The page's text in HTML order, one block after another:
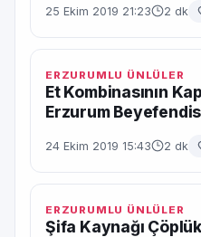
25 Ekim 2019 21:23 2 dk
ERZURUMLU ÜNLÜLER
Et Kombinasının
Erzurum
24 Ekim 2019 15:43 2 dk
ERZURUMLU ÜNLÜLER
Şifa Kaynağı